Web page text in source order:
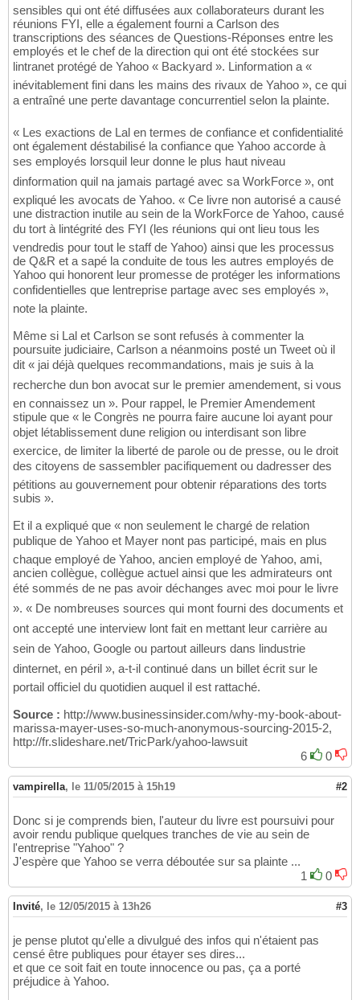
sensibles qui ont été diffusées aux collaborateurs durant les
réunions FYI, elle a également fourni a Carlson des
transcriptions des séances de Questions-Réponses entre les
employés et le chef de la direction qui ont été stockées sur
lintranet protégé de Yahoo « Backyard ». Linformation a «
inévitablement fini dans les mains des rivaux de Yahoo », ce qui
a entraîné une perte davantage concurrentiel selon la plainte.
« Les exactions de Lal en termes de confiance et confidentialité
ont également déstabilisé la confiance que Yahoo accorde à
ses employés lorsquil leur donne le plus haut niveau
dinformation quil na jamais partagé avec sa WorkForce », ont
expliqué les avocats de Yahoo. « Ce livre non autorisé a causé
une distraction inutile au sein de la WorkForce de Yahoo, causé
du tort à lintégrité des FYI (les réunions qui ont lieu tous les
vendredis pour tout le staff de Yahoo) ainsi que les processus
de Q&R et a sapé la conduite de tous les autres employés de
Yahoo qui honorent leur promesse de protéger les informations
confidentielles que lentreprise partage avec ses employés »,
note la plainte.
Même si Lal et Carlson se sont refusés à commenter la
poursuite judiciaire, Carlson a néanmoins posté un Tweet où il
dit « jai déjà quelques recommandations, mais je suis à la
recherche dun bon avocat sur le premier amendement, si vous
en connaissez un ». Pour rappel, le Premier Amendement
stipule que « le Congrès ne pourra faire aucune loi ayant pour
objet létablissement dune religion ou interdisant son libre
exercice, de limiter la liberté de parole ou de presse, ou le droit
des citoyens de sassembler pacifiquement ou dadresser des
pétitions au gouvernement pour obtenir réparations des torts
subis ».
Et il a expliqué que « non seulement le chargé de relation
publique de Yahoo et Mayer nont pas participé, mais en plus
chaque employé de Yahoo, ancien employé de Yahoo, ami,
ancien collègue, collègue actuel ainsi que les admirateurs ont
été sommés de ne pas avoir déchanges avec moi pour le livre
». « De nombreuses sources qui mont fourni des documents et
ont accepté une interview lont fait en mettant leur carrière au
sein de Yahoo, Google ou partout ailleurs dans lindustrie
dinternet, en péril », a-t-il continué dans un billet écrit sur le
portail officiel du quotidien auquel il est rattaché.
Source : http://www.businessinsider.com/why-my-book-about-
marissa-mayer-uses-so-much-anonymous-sourcing-2015-2,
http://fr.slideshare.net/TricPark/yahoo-lawsuit
6
0
vampirella, le 11/05/2015 à 15h19 #2
Donc si je comprends bien, l'auteur du livre est poursuivi pour
avoir rendu publique quelques tranches de vie au sein de
l'entreprise "Yahoo" ?
J'espère que Yahoo se verra déboutée sur sa plainte ...
1
0
Invité, le 12/05/2015 à 13h26 #3
je pense plutot qu'elle a divulgué des infos qui n'étaient pas
censé être publiques pour étayer ses dires...
et que ce soit fait en toute innocence ou pas, ça a porté
préjudice à Yahoo.